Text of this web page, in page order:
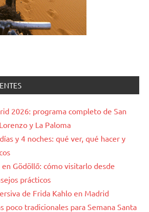
2026: programa completo de San
y La Paloma
y 4 noches: qué ver, qué hacer y
en Gödöllő: cómo visitarlo desde
prácticos
de Frida Kahlo en Madrid
poco tradicionales para Semana Santa